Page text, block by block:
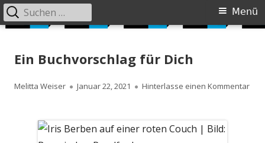
zum
Primäres
Menü
Suchen
nach:
Ein Buchvorschlag für Dich
Autor
Melitta Weiser
Veröffentlicht
Januar 22, 2021 Hinterlasse einen Kommentarzu